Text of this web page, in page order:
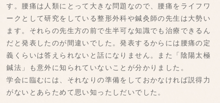
す。腰痛は人類にとって大きな問題なので、腰痛をライフワ
ークとして研究をしている整形外科や鍼灸師の先生は大勢い
ます。それらの先生方の前で生半可な知識でも治療できるん
だと発表したのが間違いでした。発表するからには腰痛の定
義くらいは答えられないと話になりません。また「陰陽太極
鍼法」も意外に知られていないことが分かりました。
学会に臨むには、それなりの準備をしておかなければ説得力
がないとあらためて思い知ったしだいでした。